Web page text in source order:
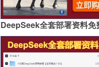
DeepSeek全套部署资料免